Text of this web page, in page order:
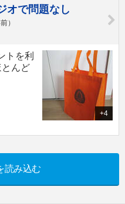
オで問題なし
）
+4
トを利
んど
読み込む